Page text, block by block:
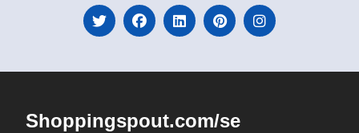
Shoppingspout.com/se